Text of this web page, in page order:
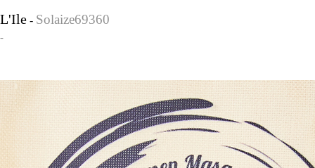
L'Ile - Solaize69360
-